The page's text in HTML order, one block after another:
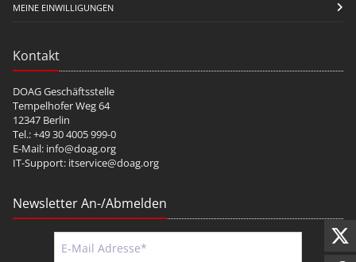
MEINE EINWILLIGUNGEN
Kontakt
DOAG Geschäftsstelle
Tempelhofer Weg 64
12347 Berlin
Tel.: +49 30 4005 999-0
E-Mail: info@doag.org
IT-Support: itservice@doag.org
Newsletter An-/Abmelden